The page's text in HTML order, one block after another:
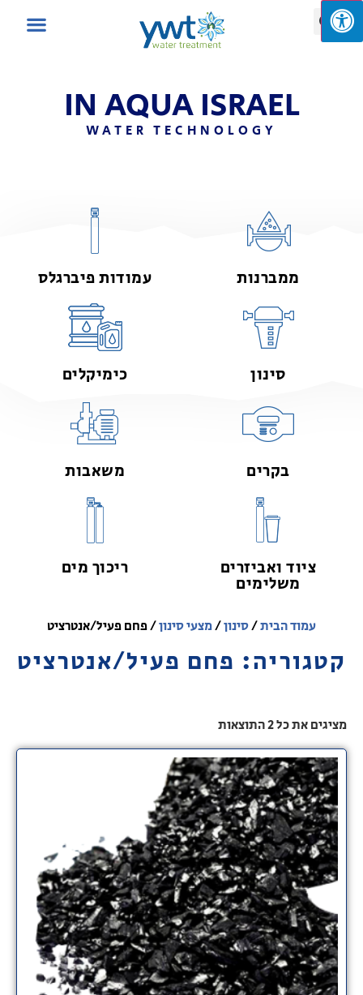
IN AQUA ISRAEL
WATER TECHNOLOGY
ממברנות עמודות פיברגלס
סינון כימיקלים
בקרים משאבות
ציוד ואביזרים
משלימים
ריכוך מים
עמוד הבית/סינון/מצעי סינון/ פחם פעיל/אנטרציט
קטגוריה: פחם פעיל/אנטרציט
מציגים את כל ⁦2⁩ התוצאות